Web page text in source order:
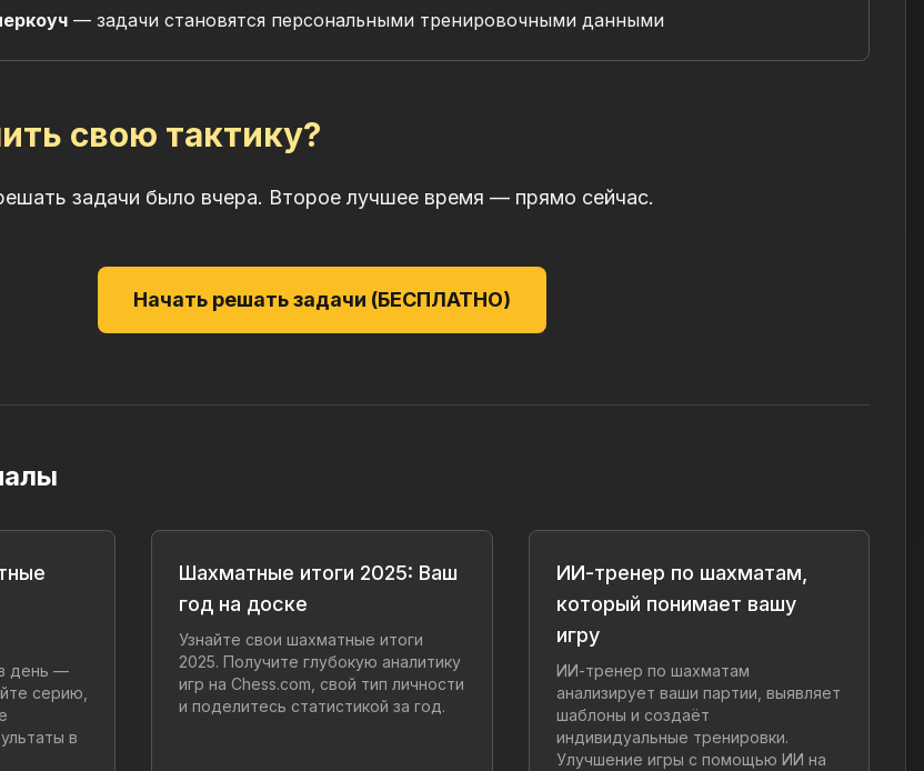
— задачи становятся персональными тренировочными данными
свою тактику?
задачи было вчера. Второе лучшее время — прямо сейчас.
Начать решать задачи (БЕСПЛАТНО)
день —
серию,
в
Шахматные итоги 2025: Ваш
год на доске
Узнайте свои шахматные итоги
2025. Получите глубокую аналитику
игр на Chess.com, свой тип личности
и поделитесь статистикой за год.
ИИ-тренер по шахматам,
который понимает вашу
игру
ИИ-тренер по шахматам
анализирует ваши партии, выявляет
шаблоны и создаёт
индивидуальные тренировки.
Улучшение игры с помощью ИИ на